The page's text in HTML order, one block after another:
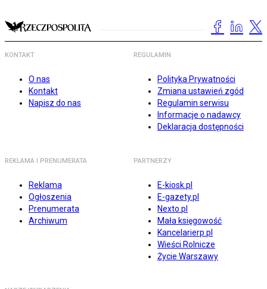
KONTAKT
O nas
Kontakt
Napisz do nas
REGULAMIN
Polityka Prywatności
Zmiana ustawień zgód
Regulamin serwisu
Informacje o nadawcy
Deklaracja dostępności
REKLAMA I PRENUMERATA
Reklama
Ogłoszenia
Prenumerata
Archiwum
PARTNERZY
E-kiosk.pl
E-gazety.pl
Nexto.pl
Mała księgowość
Kancelarierp.pl
Wieści Rolnicze
Życie Warszawy